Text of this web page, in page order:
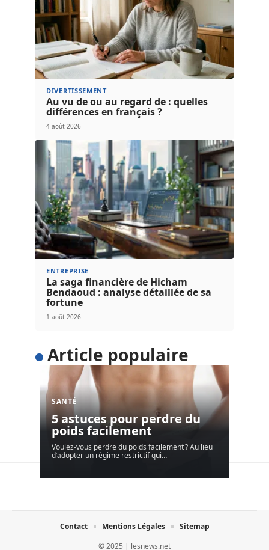
DIVERTISSEMENT
Au vu de ou au regard de : quelles
différences en français ?
4 août 2026
ENTREPRISE
La saga financière de Hicham
Bendaoud : analyse détaillée de sa
fortune
1 août 2026
Article populaire
SANTÉ
5 astuces pour perdre du
poids facilement
Voulez-vous perdre du poids facilement ? Au lieu
d’adopter un régime restrictif qui…
© 2025 | lesnews.net
Contact Mentions Légales Sitemap